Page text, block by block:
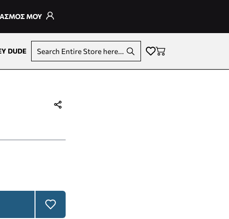
ΜΟΥ
DUDE Search Entire Store here...